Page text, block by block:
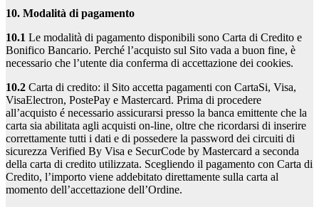
10. Modalità di pagamento
10.1 Le modalità di pagamento disponibili sono Carta di Credito e
Bonifico Bancario. Perché l’acquisto sul Sito vada a buon fine, è
necessario che l’utente dia conferma di accettazione dei cookies.
10.2 Carta di credito: il Sito accetta pagamenti con CartaSi, Visa,
VisaElectron, PostePay e Mastercard. Prima di procedere
all’acquisto é necessario assicurarsi presso la banca emittente che la
carta sia abilitata agli acquisti on-line, oltre che ricordarsi di inserire
correttamente tutti i dati e di possedere la password dei circuiti di
sicurezza Verified By Visa e SecurCode by Mastercard a seconda
della carta di credito utilizzata. Scegliendo il pagamento con Carta di
Credito, l’importo viene addebitato direttamente sulla carta al
momento dell’accettazione dell’Ordine.